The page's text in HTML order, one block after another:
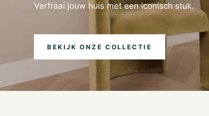
Verfraai jouw huis met een iconisch stuk.
BEKIJK ONZE COLLECTIE